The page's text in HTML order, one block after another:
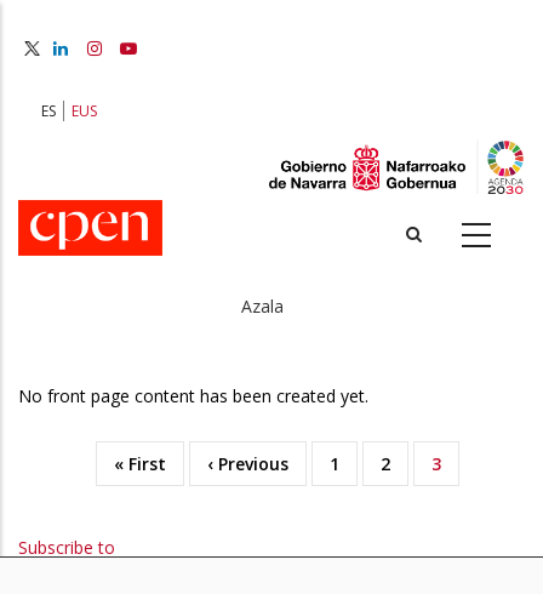
content
ES EUS
Azala
No front page content has been created yet.
Pagination
First
« First
Previous
‹ Previous Orria
1 Orria
2
Uneko
3
Subscribe to